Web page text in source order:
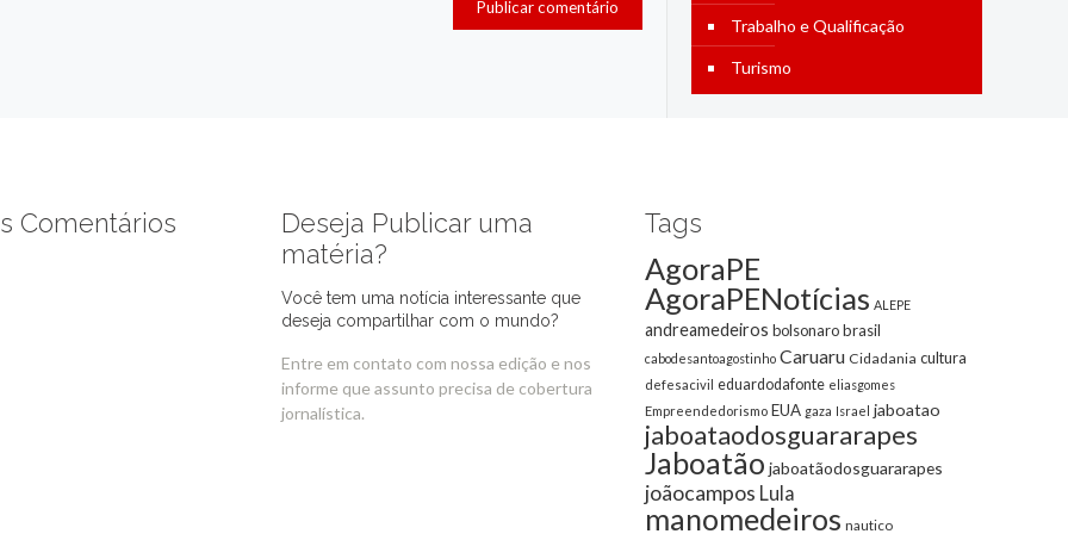
Trabalho e Qualificação
Turismo
Comentários
Deseja Publicar uma
matéria?
Você tem uma notícia interessante que
deseja compartilhar com o mundo?
Entre em contato com nossa edição e nos
informe que assunto precisa de cobertura
jornalística.
Tags
AgoraPE
AgoraPENotícias ALEPE
andreamedeiros bolsonarobrasil
cabodesantoagostinho Caruaru Cidadania cultura
defesacivil eduardodafonte eliasgomes
Empreendedorismo EUA gaza Israel jaboatao
jaboataodosguararapes
Jaboatão jaboatãodosguararapes
joãocampos Lula
manomedeiros nautico